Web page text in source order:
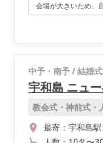
中予・南予/結婚
宇和島 ニュ
教会式・神前式・
最寄： 宇和島駅